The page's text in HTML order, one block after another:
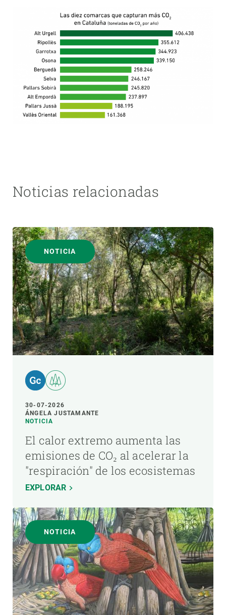
Noticias relacionadas
NOTICIA
30-07-2026
ÁNGELA JUSTAMANTE
NOTICIA
El calor extremo aumenta las
emisiones de CO₂ al acelerar la
"respiración" de los ecosistemas
EXPLORAR
NOTICIA